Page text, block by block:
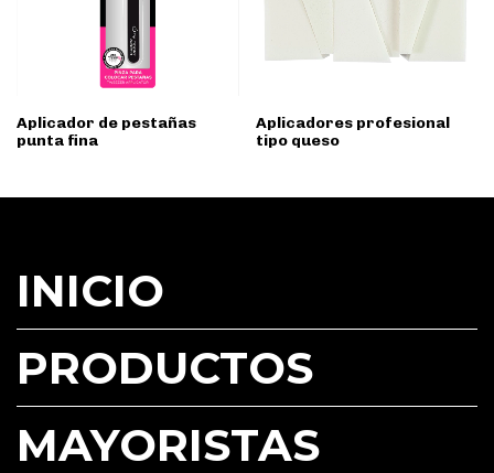
Aplicador de pestañas
punta fina
Aplicadores profesional
tipo queso
INICIO
PRODUCTOS
MAYORISTAS